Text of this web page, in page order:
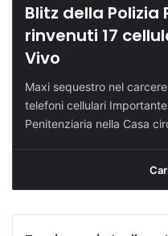
Blitz della Polizia
rinvenuti 17
Vivo
Maxi sequestro nel
telefoni cellulari
Penitenziaria nella Casa